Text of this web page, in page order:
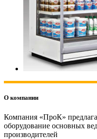
О компании
Компания «ПроК»
оборудование основных
производителей